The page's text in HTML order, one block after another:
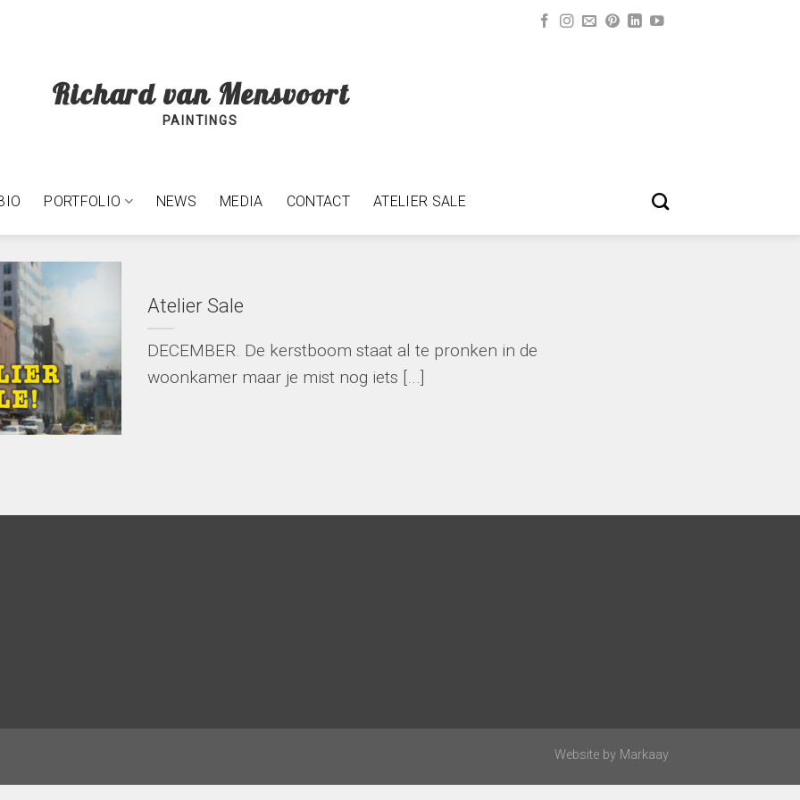
Richard van Mensvoort
PAINTINGS
PORTFOLIO NEWS MEDIA CONTACT ATELIER SALE
Atelier Sale
DECEMBER. De kerstboom staat al te pronken in de
woonkamer maar je mist nog iets [...]
Website by Markaay